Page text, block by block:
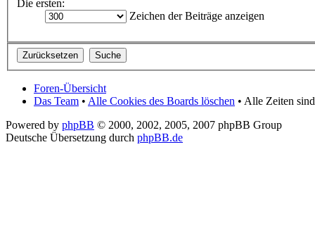
Die ersten:
Zeichen der Beiträge anzeigen
Foren-Übersicht
Das Team • Alle Cookies des Boards löschen • Alle Zeiten
Powered by phpBB © 2000, 2002, 2005, 2007 phpBB Group
Deutsche Übersetzung durch phpBB.de